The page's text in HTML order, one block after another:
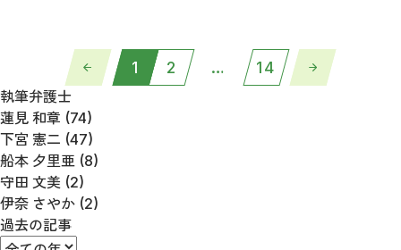
1 2 … 14
執筆弁護士
蓮見 和章 (74)
下宮 憲二 (47)
船本 夕里亜 (8)
守田 文美 (2)
伊奈 さやか (2)
過去の記事